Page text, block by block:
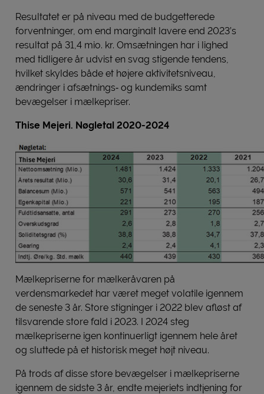
Resultatet er på niveau med de budgetterede
forventninger, om end marginalt lavere end 2023’s
resultat på 31,4 mio. kr. Omsætningen har i lighed
med tidligere år udvist en svag stigende tendens,
hvilket skyldes både et højere aktivitetsniveau,
ændringer i afsætnings‑ og kundemiks samt
bevægelser i mælkepriser.
Thise Mejeri. Nøgletal 2020-2024
Mælkepriserne for mælkeråvaren på
verdensmarkedet har været meget volatile igennem
de seneste 3 år. Store stigninger i 2022 blev afløst af
tilsvarende store fald i 2023. I 2024 steg
mælkepriserne igen kontinuerligt igennem hele året
og sluttede på et historisk meget højt niveau.
På trods af disse store bevægelser i mælkepriserne
igennem de sidste 3 år, endte mejeriets indtjening for